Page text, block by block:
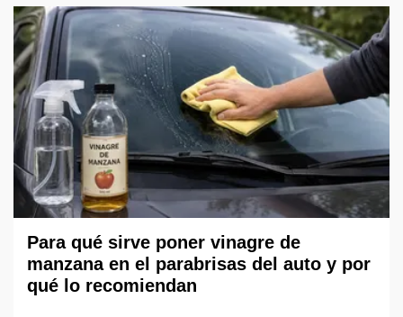
Para qué sirve poner vinagre de
manzana en el parabrisas del auto y por
qué lo recomiendan